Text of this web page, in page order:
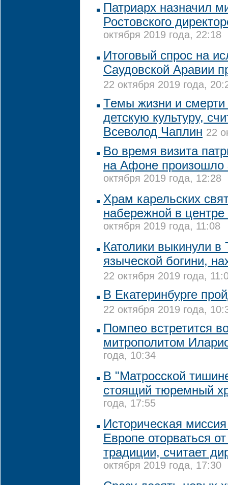
Патриарх назначил
Ростовского
октября 2019 года, 22:18
Итоговый спрос на
Саудовской Аравии
22 октября 2019 года,
Темы жизни и смерти
детскую культуру,
Всеволод Чаплин 22
Во время визита
на Афоне произошло
октября 2019 года, 12:28
Храм карельских
набережной в центре
октября 2019 года, 11:08
Католики выкинули в
языческой богини,
22 октября 2019 года,
В Екатеринбурге
22 октября 2019 года,
Помпео встретится
митрополитом
года, 10:34
В "Матросской
стоящий тюремный
года, 17:55
Историческая
Европе оторваться
традиции, считает
октября 2019 года, 17:30